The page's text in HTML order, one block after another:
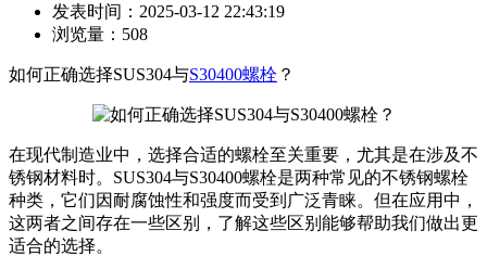
发表时间：2025-03-12 22:43:19
浏览量：508
如何正确选择SUS304与S30400螺栓 ？
在现代制造业中，选择合适的螺栓至关重要，尤其是在涉及不
锈钢材料时。SUS304与S30400螺栓是两种常见的不锈钢螺栓
种类，它们因耐腐蚀性和强度而受到广泛青睐。但在应用中，
这两者之间存在一些区别，了解这些区别能够帮助我们做出更
适合的选择。